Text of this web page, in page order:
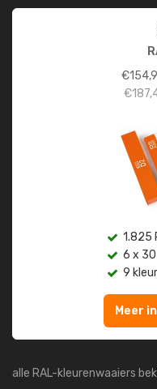
€
€
1.825
6 x
9
Meer
alle RAL-kleurenwaaiers